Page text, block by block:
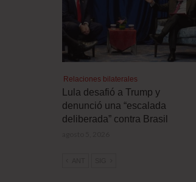
Relaciones bilaterales
Lula desafió a Trump y
denunció una “escalada
deliberada” contra Brasil